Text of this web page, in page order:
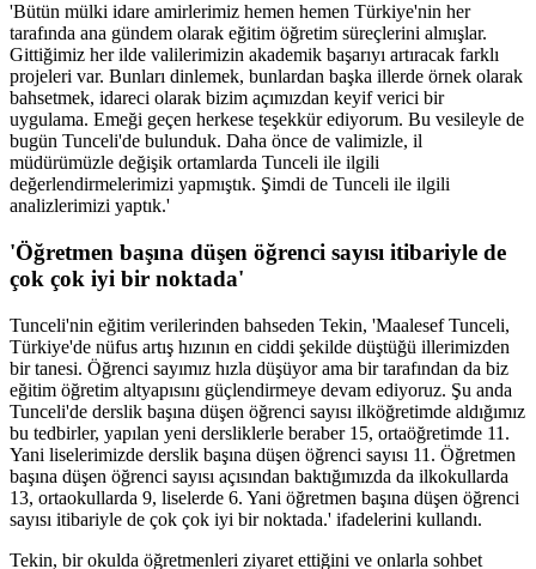
'Bütün mülki idare amirlerimiz hemen hemen Türkiye'nin her
tarafında ana gündem olarak eğitim öğretim süreçlerini almışlar.
Gittiğimiz her ilde valilerimizin akademik başarıyı artıracak farklı
projeleri var. Bunları dinlemek, bunlardan başka illerde örnek olarak
bahsetmek, idareci olarak bizim açımızdan keyif verici bir
uygulama. Emeği geçen herkese teşekkür ediyorum. Bu vesileyle de
bugün Tunceli'de bulunduk. Daha önce de valimizle, il
müdürümüzle değişik ortamlarda Tunceli ile ilgili
değerlendirmelerimizi yapmıştık. Şimdi de Tunceli ile ilgili
analizlerimizi yaptık.'
'Öğretmen başına düşen öğrenci sayısı itibariyle de
çok çok iyi bir noktada'
Tunceli'nin eğitim verilerinden bahseden Tekin, 'Maalesef Tunceli,
Türkiye'de nüfus artış hızının en ciddi şekilde düştüğü illerimizden
bir tanesi. Öğrenci sayımız hızla düşüyor ama bir tarafından da biz
eğitim öğretim altyapısını güçlendirmeye devam ediyoruz. Şu anda
Tunceli'de derslik başına düşen öğrenci sayısı ilköğretimde aldığımız
bu tedbirler, yapılan yeni dersliklerle beraber 15, ortaöğretimde 11.
Yani liselerimizde derslik başına düşen öğrenci sayısı 11. Öğretmen
başına düşen öğrenci sayısı açısından baktığımızda da ilkokullarda
13, ortaokullarda 9, liselerde 6. Yani öğretmen başına düşen öğrenci
sayısı itibariyle de çok çok iyi bir noktada.' ifadelerini kullandı.
Tekin, bir okulda öğretmenleri ziyaret ettiğini ve onlarla sohbet